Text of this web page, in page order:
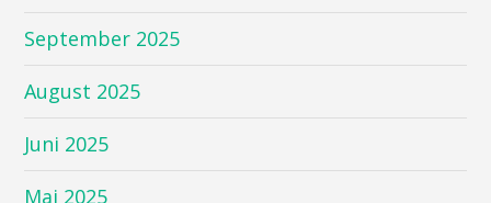
September 2025
August 2025
Juni 2025
Mai 2025